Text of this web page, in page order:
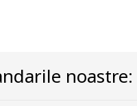
noastre: